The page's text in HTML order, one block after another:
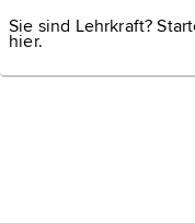
Sie sind Lehrkraft?
hier.